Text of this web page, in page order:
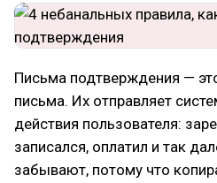
Письма подтверждения —
письма. Их отправляет
действия пользователя:
записался, оплатил и так
забывают, потому что